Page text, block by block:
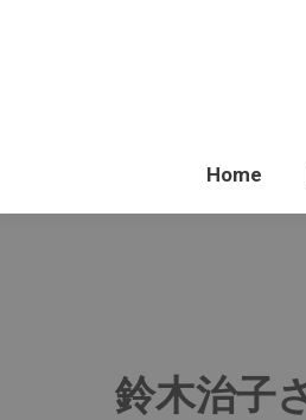
Home
鈴木治子